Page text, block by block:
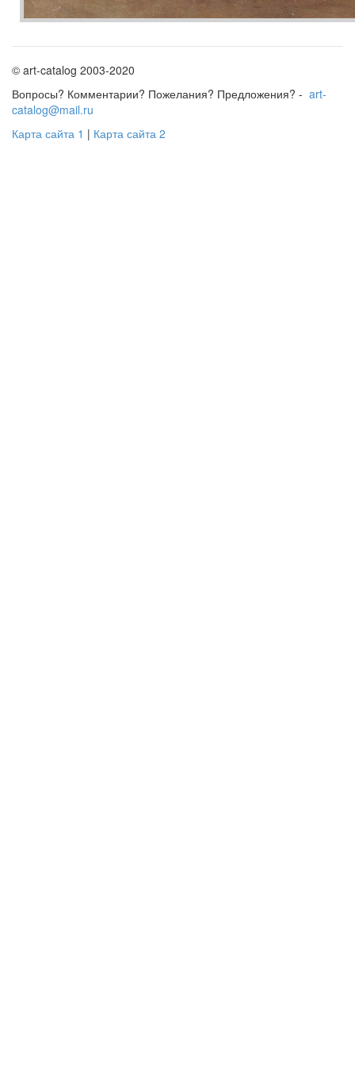
© art-catalog 2003-2020
Вопросы? Комментарии? Пожелания? Предложения? - art-
catalog@mail.ru
Карта сайта 1 | Карта сайта 2